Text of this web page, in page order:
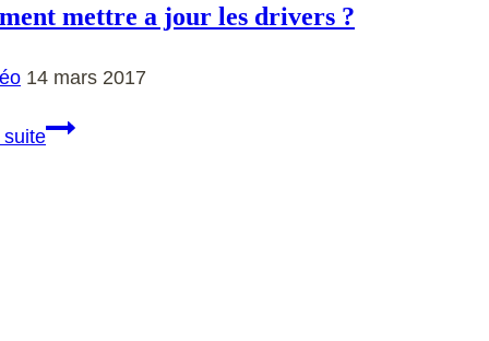
rencontre ?
mettre a jour les drivers ?
14 mars 2017
suiteComment